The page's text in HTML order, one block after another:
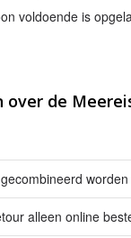
voldoende is
over de
alleen online